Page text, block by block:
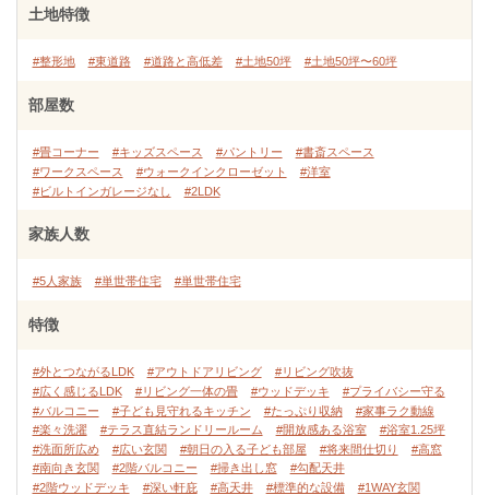
土地特徴
#整形地 #東道路 #道路と高低差 #土地50坪 #土地50坪〜60坪
部屋数
#畳コーナー #キッズスペース #パントリー
#書斎スペース
#ワークスペース
#ウォークインクローゼット
#洋室
#ビルトインガレージなし
#2LDK
家族人数
#5人家族 #単世帯住宅 #単世帯住宅
特徴
#外とつながるLDK #アウトドアリビング
#リビング吹抜
#広く感じるLDK
#リビング一体の畳 #ウッドデッキ
#プライバシー守る
#バルコニー
#子ども見守れるキッチン #たっぷり収納
#家事ラク動線
#楽々洗濯
#テラス直結ランドリールーム #開放感ある浴室
#浴室1.25坪
#洗面所広め
#広い玄関 #朝日の入る子ども部屋 #将来間仕切り
#高窓
#南向き玄関
#2階バルコニー #掃き出し窓
#勾配天井
#2階ウッドデッキ
#深い軒庇 #高天井 #標準的な設備
#1WAY玄関